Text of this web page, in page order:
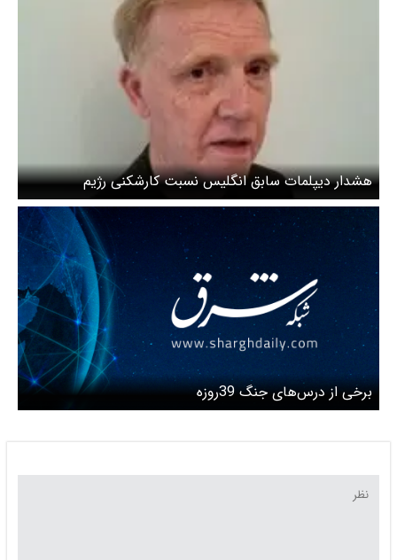
هشدار دیپلمات سابق انگلیس نسبت کارشکنی رژیم
صهیونیستی در مذاکرات
برخی از درس‌های جنگ 39روزه